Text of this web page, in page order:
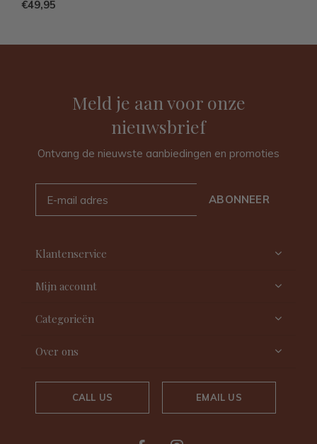
€49,95
Meld je aan voor onze
nieuwsbrief
Ontvang de nieuwste aanbiedingen en promoties
ABONNEER
Klantenservice
Mijn account
Categorieën
Over ons
CALL US EMAIL US